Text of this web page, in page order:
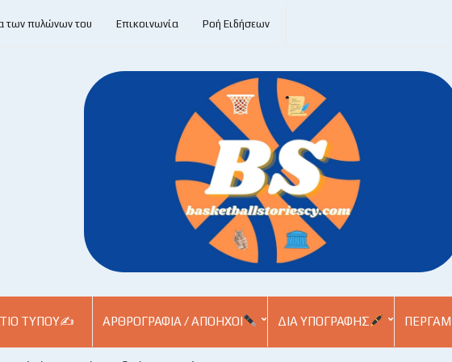
των πυλώνων του Επικοινωνία Ροή Ειδήσεων
ΤΎΠΟΥ✍ ΑΡΘΡΟΓΡΑΦΊΑ / ΑΠΌΗΧΟΙ ΔΙΑ ΥΠΟΓΡΑΦΉΣ